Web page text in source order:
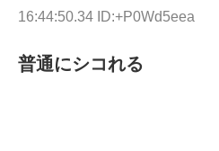
16:44:50.34 ID:+P0Wd5eea
普通にシコれる